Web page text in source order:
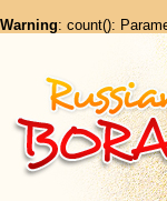
Warning: count():